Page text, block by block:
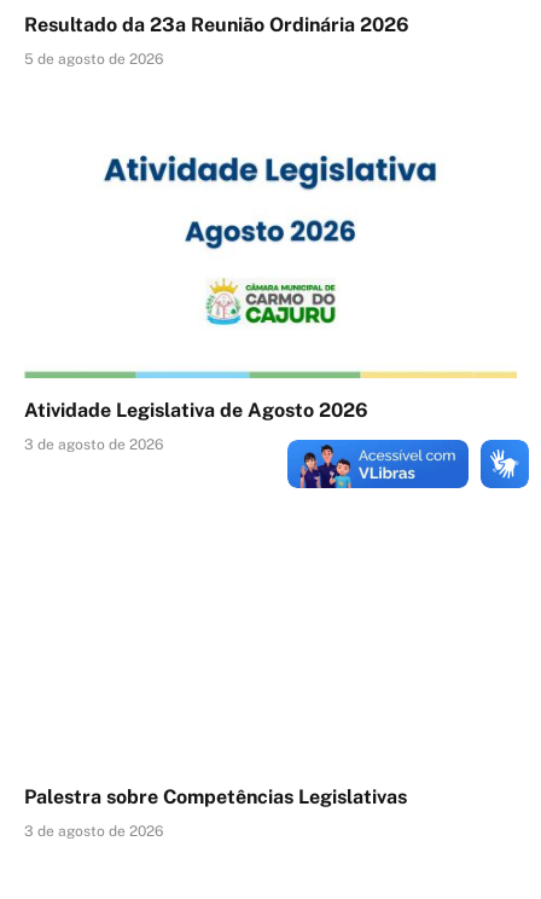
Resultado da 23a Reunião Ordinária 2026
5 de agosto de 2026
Atividade Legislativa de Agosto 2026
3 de agosto de 2026
Palestra sobre Competências Legislativas
3 de agosto de 2026